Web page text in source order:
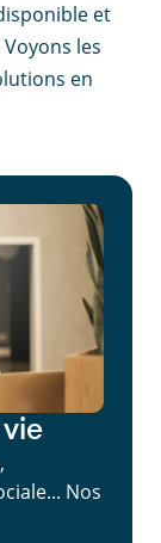
et
les
en
Nos